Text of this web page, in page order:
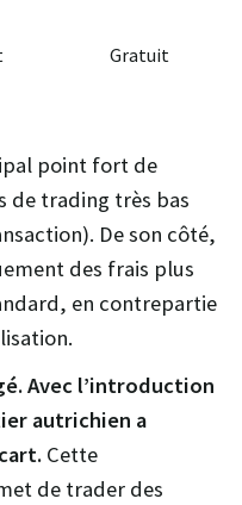
Gratuit
point fort de
de trading très bas
De son côté,
des frais plus
en contrepartie
Avec l’introduction
autrichien a
Cette
de trader des